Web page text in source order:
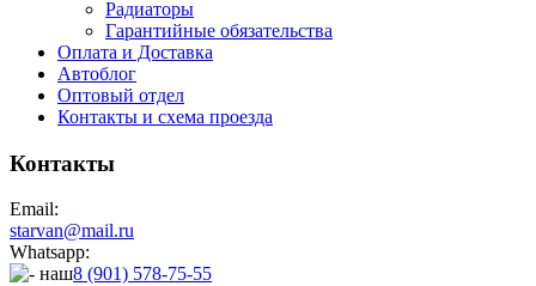
Радиаторы
Гарантийные обязательства
Оплата и Доставка
Автоблог
Оптовый отдел
Контакты и схема проезда
Контакты
Email:
starvan@mail.ru
Whatsapp:
8 (901) 578-75-55